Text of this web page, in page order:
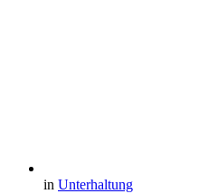
in Unterhaltung